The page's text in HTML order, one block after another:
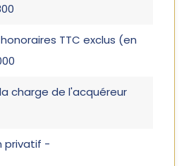
TTC exclus (en
charge de l'acquéreur
privatif -